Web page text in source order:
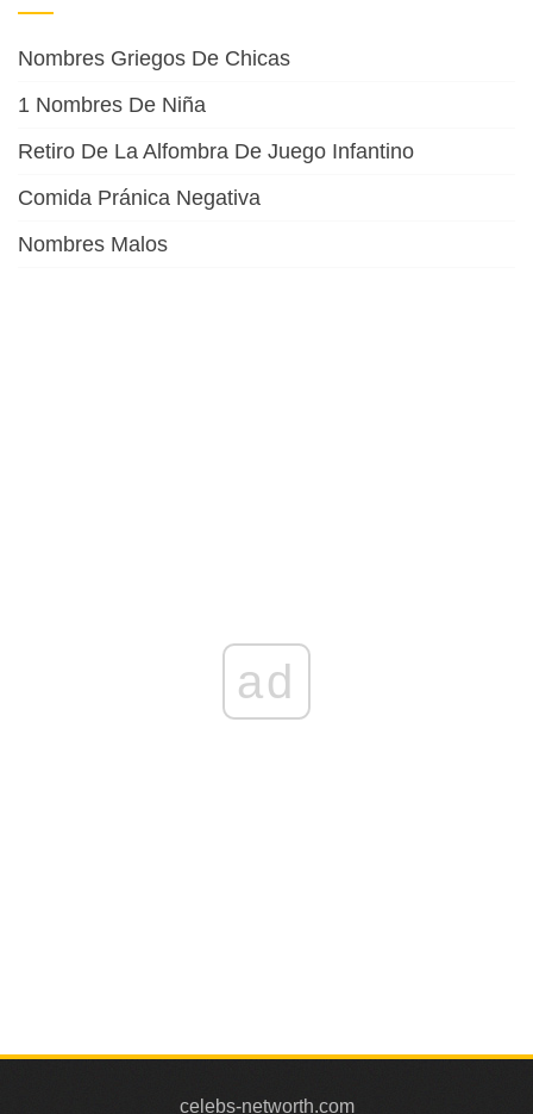
Nombres Griegos De Chicas
1 Nombres De Niña
Retiro De La Alfombra De Juego Infantino
Comida Pránica Negativa
Nombres Malos
ad
celebs-networth.com